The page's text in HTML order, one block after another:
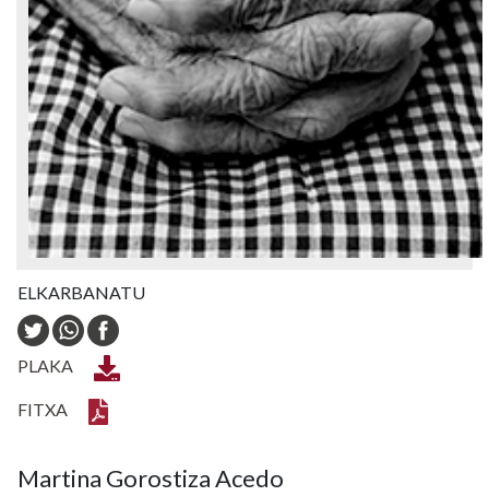
ELKARBANATU
PLAKA
FITXA
Martina Gorostiza Acedo